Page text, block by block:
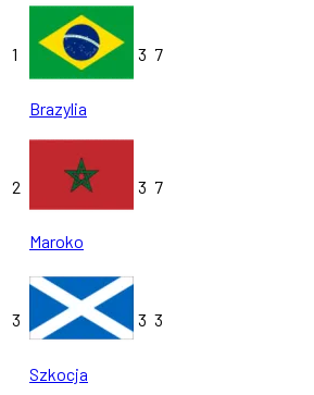
1
Brazylia
3 7
2
Maroko
3 7
3
Szkocja
3 3